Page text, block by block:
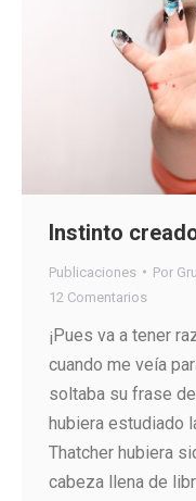
Instinto
Publicaciones Por
12 Comentarios
¡Pues va a tener
cuando me veía
soltaba su frase
hubiera estudiado
Thatcher hubiera
cabeza llena de